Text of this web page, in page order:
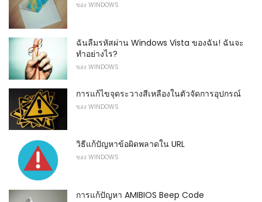
ของ WINDOWS
ฉันลืมรหัสผ่าน Windows Vista ของฉัน! ฉันจะ
ทำอย่างไร?
ของ WINDOWS
การแก้ไขจุดระวางสีเหลืองในตัวจัดการอุปกรณ์
ของ WINDOWS
วิธีแก้ปัญหาข้อผิดพลาดใน URL
ของ WINDOWS
การแก้ปัญหา AMIBIOS Beep Code